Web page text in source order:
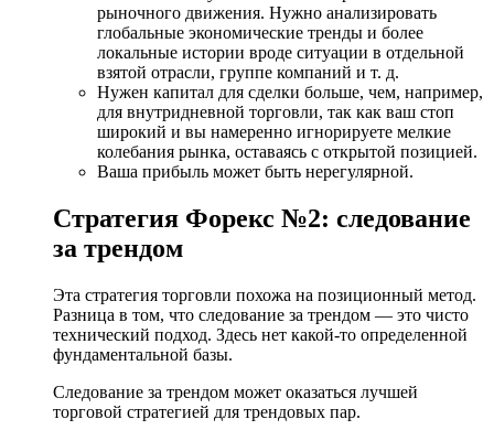
рыночного движения. Нужно анализировать
глобальные экономические тренды и более
локальные истории вроде ситуации в отдельной
взятой отрасли, группе компаний и т. д.
Нужен капитал для сделки больше, чем, например,
для внутридневной торговли, так как ваш стоп
широкий и вы намеренно игнорируете мелкие
колебания рынка, оставаясь с открытой позицией.
Ваша прибыль может быть нерегулярной.
Стратегия Форекс №2: следование
за трендом
Эта стратегия торговли похожа на позиционный метод.
Разница в том, что следование за трендом — это чисто
технический подход. Здесь нет какой-то определенной
фундаментальной базы.
Следование за трендом может оказаться лучшей
торговой стратегией для трендовых пар.